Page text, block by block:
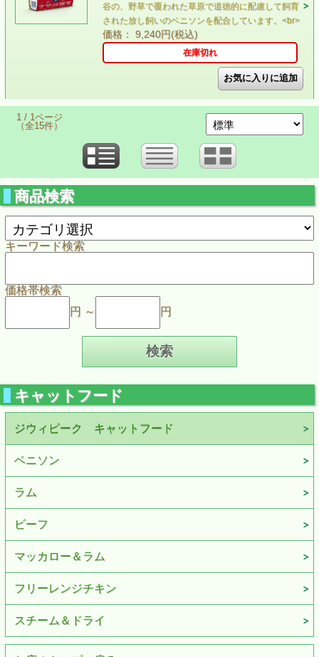
谷の、野草で覆われた草原で道徳的に配慮して飼育
された放し飼いのベニソンを配合しています。<br>
価格： 9,240円(税込)
在庫切れ
1 / 1ページ
（全15件）
商品検索
キーワード検索
価格帯検索
円 ～
円
キャットフード
ジウィピーク キャットフード
ベニソン
ラム
ビーフ
マッカロー＆ラム
フリーレンジチキン
スチーム＆ドライ